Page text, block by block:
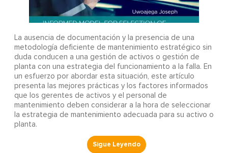
La ausencia de documentación y la presencia de una
metodología deficiente de mantenimiento estratégico sin
duda conducen a una gestión de activos o gestión de
planta con una estrategia del funcionamiento a la falla. En
un esfuerzo por abordar esta situación, este artículo
presenta las mejores prácticas y los factores informados
que los gerentes de activos y el personal de
mantenimiento deben considerar a la hora de seleccionar
la estrategia de mantenimiento adecuada para su activo o
planta.